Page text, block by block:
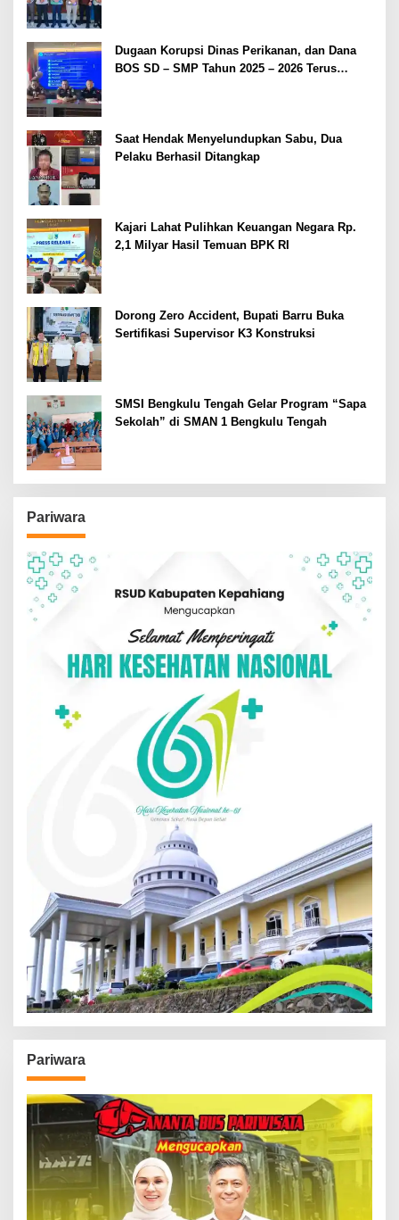
Dugaan Korupsi Dinas Perikanan, dan Dana
BOS SD – SMP Tahun 2025 – 2026 Terus
Saat Hendak Menyelundupkan Sabu, Dua
Pelaku Berhasil Ditangkap
Kajari Lahat Pulihkan Keuangan Negara Rp.
2,1 Milyar Hasil Temuan BPK RI
Dorong Zero Accident, Bupati Barru Buka
Sertifikasi Supervisor K3 Konstruksi
SMSI Bengkulu Tengah Gelar Program “Sapa
Sekolah” di SMAN 1 Bengkulu Tengah
Pariwara
Pariwara